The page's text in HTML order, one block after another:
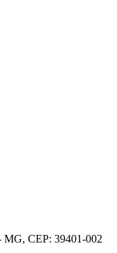
MG, CEP: 39401-002